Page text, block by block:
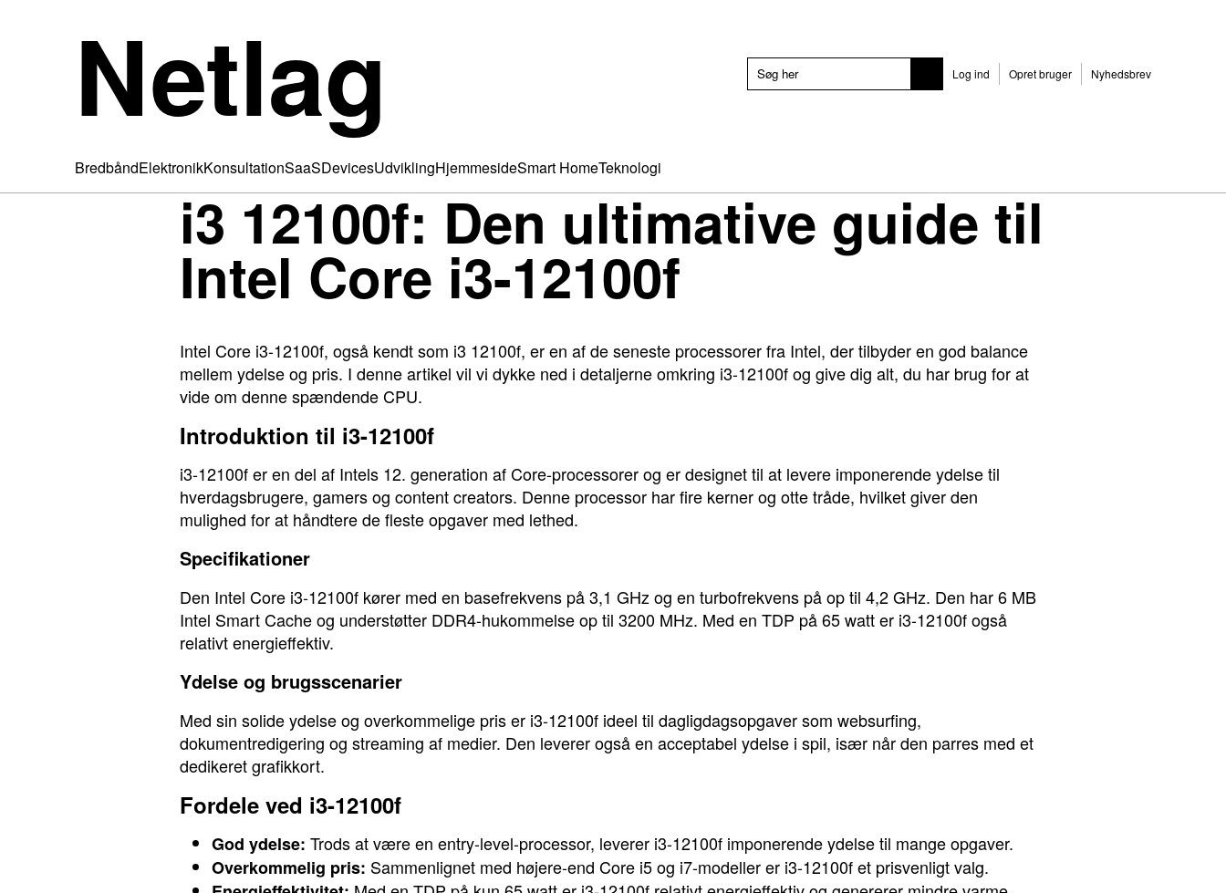
Netlag Log ind Opret bruger Nyhedsbrev
BredbåndElektronikKonsultationSaaSDevicesUdviklingHjemmesideSmart HomeTeknologi
i3 12100f: Den ultimative guide til
Intel Core i3-12100f
Intel Core i3-12100f, også kendt som i3 12100f, er en af de seneste processorer fra Intel, der tilbyder en god balance
mellem ydelse og pris. I denne artikel vil vi dykke ned i detaljerne omkring i3-12100f og give dig alt, du har brug for at
vide om denne spændende CPU.
Introduktion til i3-12100f
i3-12100f er en del af Intels 12. generation af Core-processorer og er designet til at levere imponerende ydelse til
hverdagsbrugere, gamers og content creators. Denne processor har fire kerner og otte tråde, hvilket giver den
mulighed for at håndtere de fleste opgaver med lethed.
Specifikationer
Den Intel Core i3-12100f kører med en basefrekvens på 3,1 GHz og en turbofrekvens på op til 4,2 GHz. Den har 6 MB
Intel Smart Cache og understøtter DDR4-hukommelse op til 3200 MHz. Med en TDP på 65 watt er i3-12100f også
relativt energieffektiv.
Ydelse og brugsscenarier
Med sin solide ydelse og overkommelige pris er i3-12100f ideel til dagligdagsopgaver som websurfing,
dokumentredigering og streaming af medier. Den leverer også en acceptabel ydelse i spil, især når den parres med et
dedikeret grafikkort.
Fordele ved i3-12100f
God ydelse: Trods at være en entry-level-processor, leverer i3-12100f imponerende ydelse til mange opgaver.
Overkommelig pris: Sammenlignet med højere-end Core i5 og i7-modeller er i3-12100f et prisvenligt valg.